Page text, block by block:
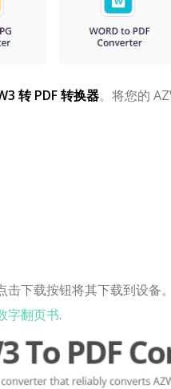
转 PDF 转换器。将您的
击下载按钮将其下载到设备
字翻页书.